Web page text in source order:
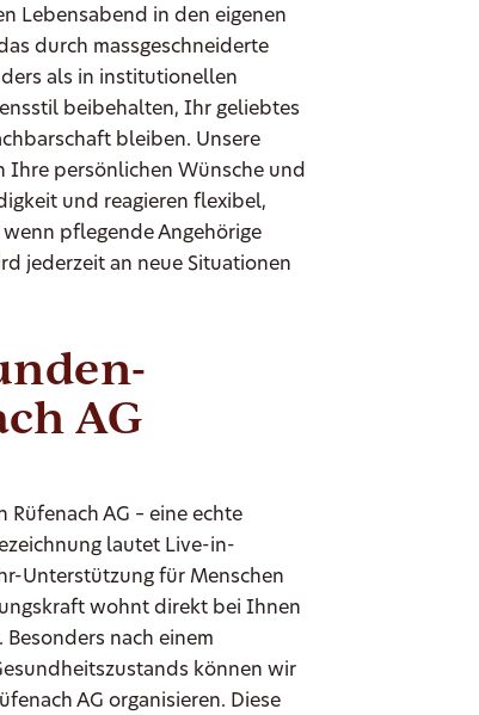
Lebensabend in den eigenen
durch massgeschneiderte
als in institutionellen
beibehalten, Ihr geliebtes
bleiben. Unsere
Ihre persönlichen Wünsche und
und reagieren flexibel,
pflegende Angehörige
jederzeit an neue Situationen
AG
AG – eine echte
lautet Live-in-
Unterstützung für Menschen
wohnt direkt bei Ihnen
nach einem
können wir
AG organisieren. Diese